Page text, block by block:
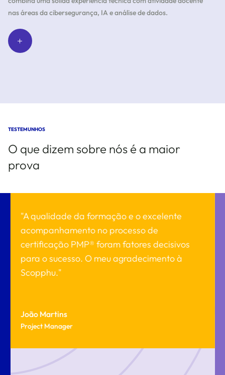
nas áreas da cibersegurança, IA e análise de dados.
TESTEMUNHOS
O que dizem sobre nós é a maior
prova
"A qualidade da formação e o excelente
acompanhamento no processo de
certificação PMP® foram fatores decisivos
para o sucesso. O meu agradecimento à
Scopphu."
João Martins
Project Manager